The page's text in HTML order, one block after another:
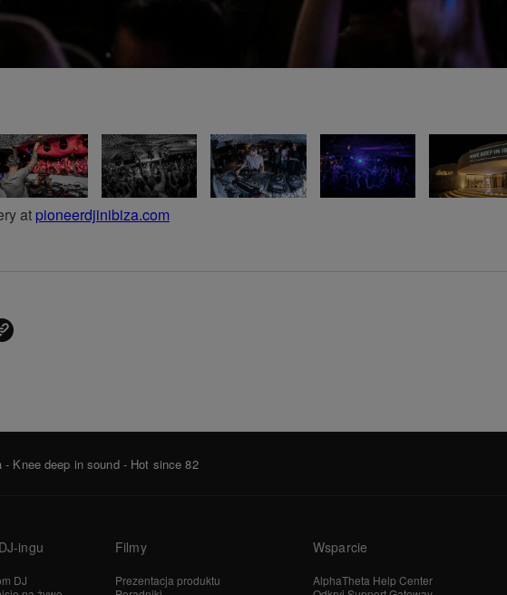
at pioneerdjinibiza.com
- Knee deep in sound - Hot since 82
ingu
DJ
Filmy
Prezentacja produktu
Wsparcie
AlphaTheta Help Center